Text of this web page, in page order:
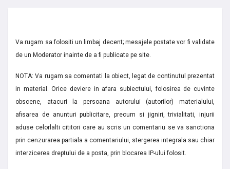
Va rugam sa folositi un limbaj decent; mesajele postate vor fi validate
de un Moderator inainte de a fi publicate pe site.
NOTA: Va rugam sa comentati la obiect, legat de continutul prezentat
in material. Orice deviere in afara subiectului, folosirea de cuvinte
obscene, atacuri la persoana autorului (autorilor) materialului,
afisarea de anunturi publicitare, precum si jigniri, trivialitati, injurii
aduse celorlalti cititori care au scris un comentariu se va sanctiona
prin cenzurarea partiala a comentariului, stergerea integrala sau chiar
interzicerea dreptului de a posta, prin blocarea IP-ului folosit.